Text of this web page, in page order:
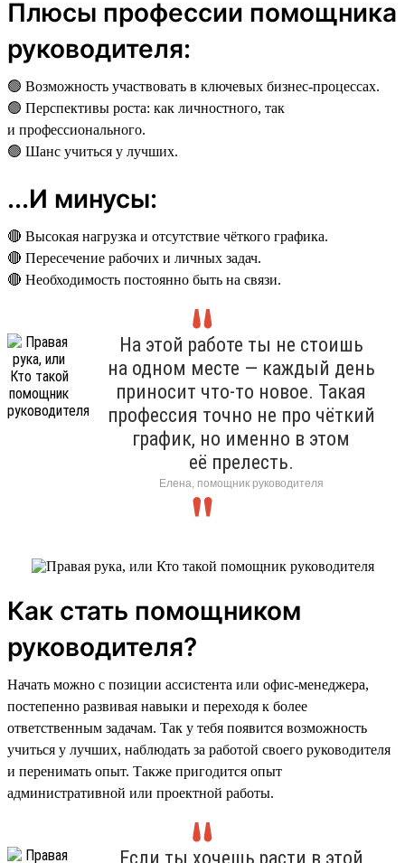
Плюсы профессии помощника
руководителя:
🟢 Возможность участвовать в ключевых бизнес-процессах.
🟢 Перспективы роста: как личностного, так
и профессионального.
🟢 Шанс учиться у лучших.
...И минусы:
🔴 Высокая нагрузка и отсутствие чёткого графика.
🔴 Пересечение рабочих и личных задач.
🔴 Необходимость постоянно быть на связи.
На этой работе ты не стоишь
на одном месте — каждый день
приносит что-то новое. Такая
профессия точно не про чёткий
график, но именно в этом
её прелесть.
Елена, помощник руководителя
Как стать помощником
руководителя?
Начать можно с позиции ассистента или офис-менеджера,
постепенно развивая навыки и переходя к более
ответственным задачам. Так у тебя появится возможность
учиться у лучших, наблюдать за работой своего руководителя
и перенимать опыт. Также пригодится опыт
административной или проектной работы.
Если ты хочешь расти в этой